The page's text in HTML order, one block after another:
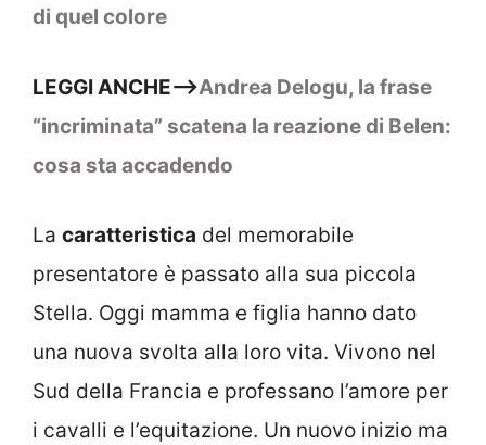
di quel colore
LEGGI ANCHE–>Andrea Delogu, la frase
“incriminata” scatena la reazione di Belen:
cosa sta accadendo
La caratteristica del memorabile
presentatore è passato alla sua piccola
Stella. Oggi mamma e figlia hanno dato
una nuova svolta alla loro vita. Vivono nel
Sud della Francia e professano l’amore per
i cavalli e l’equitazione. Un nuovo inizio ma